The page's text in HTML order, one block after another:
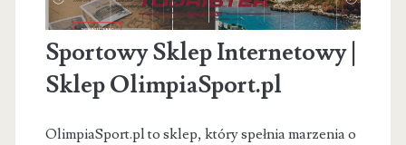
Sportowy Sklep Internetowy |
Sklep OlimpiaSport.pl
OlimpiaSport.pl to sklep, który spełnia marzenia o